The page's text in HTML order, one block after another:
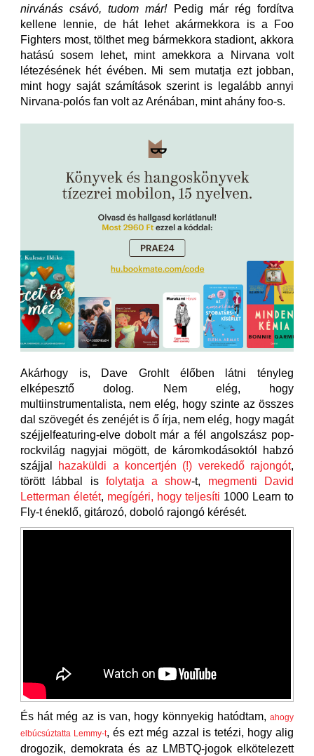
nirvánás csávó, tudom már!
Pedig már rég fordítva
kellene lennie, de hát lehet akármekkora is a Foo
Fighters most, tölthet meg bármekkora stadiont, akkora
hatású sosem lehet, mint amekkora a Nirvana volt
létezésének hét évében. Mi sem mutatja ezt jobban,
mint hogy saját számítások szerint is legalább annyi
Nirvana-polós fan volt az Arénában, mint ahány foo-s.
Akárhogy is, Dave Grohlt élőben látni tényleg
elképesztő dolog. Nem elég, hogy
multiinstrumentalista, nem elég, hogy szinte az összes
dal szövegét és zenéjét is ő írja, nem elég, hogy magát
széjjelfeaturing-elve dobolt már a fél angolszász pop-
rockvilág nagyjai mögött, de káromkodásoktól habzó
szájjal hazaküldi a koncertjén (!) verekedő rajongót,
törött lábbal is folytatja a show-t, megmenti David
Letterman életét, megígéri, hogy teljesíti 1000 Learn to
Fly-t éneklő, gitározó, doboló rajongó kérését.
És hát még az is van, hogy könnyekig hatódtam, ahogy
elbúcsúztatta Lemmy-t, és ezt még azzal is tetézi, hogy alig
drogozik, demokrata és az LMBTQ-jogok elkötelezett